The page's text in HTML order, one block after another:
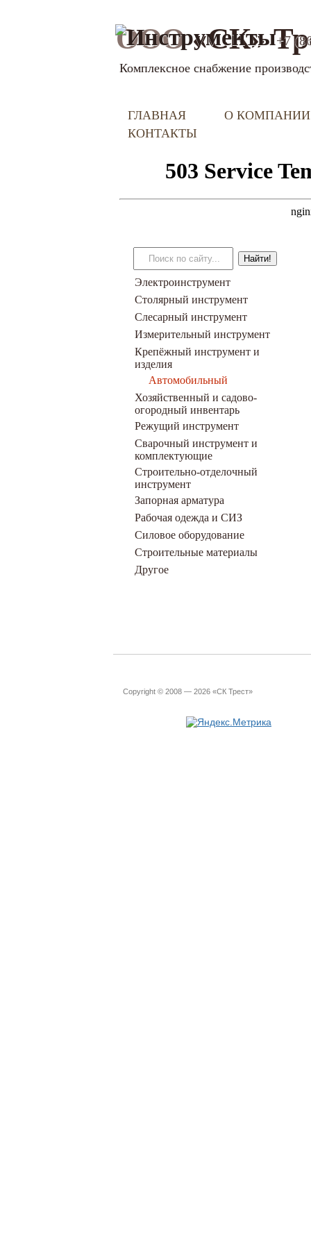
ООО«СК»
Комплексное снабжение
+7
ГЛАВНАЯ
О КОМПАНИИ
КОНТАКТЫ
Электроинструмент
Столярный инструмент
Слесарный инструмент
Измерительный инструмент
Крепёжный инструмент и
изделия
Автомобильный
Хозяйственный и садово-
огородный инвентарь
Режущий инструмент
Сварочный инструмент и
комплектующие
Строительно-отделочный
инструмент
Запорная арматура
Рабочая одежда и СИЗ
Силовое оборудование
Строительные материалы
Другое
Copyright © 2008 — 2026 «СК Трест»